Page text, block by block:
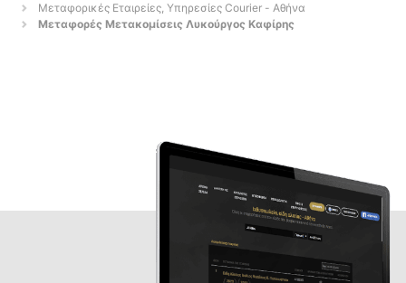
Μεταφορικές Εταιρείες, Υπηρεσίες Courier - Αθήνα
Μεταφορές Μετακομίσεις Λυκούργος Καφίρης